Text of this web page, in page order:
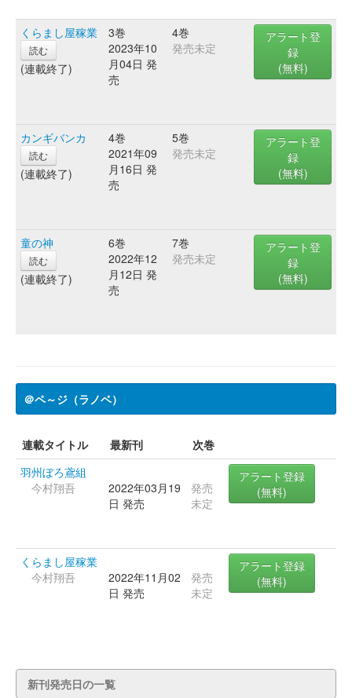
くらまし屋稼業
読む
(連載終了)
3巻
2023年10
月04日 発
売
4巻
発売未定
アラート登
録
(無料)
カンギバンカ
読む
(連載終了)
4巻
2021年09
月16日 発
売
5巻
発売未定
アラート登
録
(無料)
童の神
読む
(連載終了)
6巻
2022年12
月12日 発
売
7巻
発売未定
アラート登
録
(無料)
＠ペ～ジ（ラノベ）
連載タイトル 最新刊
次巻
羽州ぼろ鳶組
今村翔吾
2022年03月19
日 発売
発売
未定
アラート登録
(無料)
くらまし屋稼業
今村翔吾
2022年11月02
日 発売
発売
未定
アラート登録
(無料)
新刊発売日の一覧